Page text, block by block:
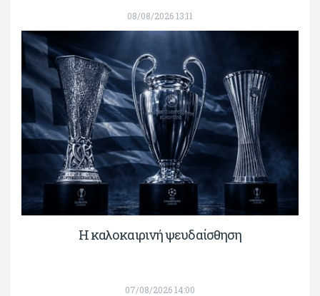
08/08/2026 13:11
Η καλοκαιρινή ψευδαίσθηση
07/08/2026 14:00